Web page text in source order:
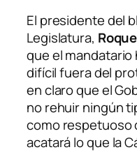
El presidente del
Legislatura,
que el mandatario
difícil fuera del
en claro que el
no rehuir ningún
como respetuoso
acatará lo que la